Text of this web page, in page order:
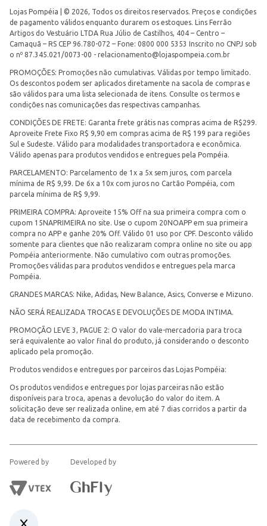
Lojas Pompéia | © 2026, Todos os direitos reservados. Preços e condições
de pagamento válidos enquanto durarem os estoques. Lins Ferrão
Artigos do Vestuário LTDA Rua Júlio de Castilhos, 404 – Centro –
Camaquã – RS CEP 96.780-072 – Fone: 0800 000 5353 Inscrito no CNPJ sob
o nº 87.345.021/0073-00 - relacionamento@lojaspompeia.com.br
PROMOÇÕES: Promoções não cumulativas. Válidas por tempo limitado.
Os descontos podem ser aplicados diretamente na sacola de compras e
são válidos para uma lista selecionada de itens. Consulte os termos e
condições nas comunicações das respectivas campanhas.
CONDIÇÕES DE FRETE: Garanta frete grátis nas compras acima de R$299.
Aproveite Frete Fixo R$ 9,90 em compras acima de R$ 199 para regiões
Sul e Sudeste. Válido para modalidades transportadora e econômica.
Válido apenas para produtos vendidos e entregues pela Pompéia.
PARCELAMENTO: Parcelamento de 1x a 5x sem juros, com parcela
mínima de R$ 9,99. De 6x a 10x com juros no Cartão Pompéia, com
parcela mínima de R$ 9,99.
PRIMEIRA COMPRA: Aproveite 15% Off na sua primeira compra com o
cupom 15NAPRIMEIRA no site. Use o cupom 20NOAPP em sua primeira
compra no APP e ganhe 20% Off. Válido 01 uso por CPF. Desconto válido
somente para clientes que não realizaram compra online no site ou app
Pompéia anteriormente. Não cumulativo com outras promoções.
Promoções válidas para produtos vendidos e entregues pela marca
Pompéia.
GRANDES MARCAS: Nike, Adidas, New Balance, Asics, Converse e Mizuno.
NÃO SERÁ REALIZADA TROCAS E DEVOLUÇÕES DE MODA INTIMA.
PROMOÇÃO LEVE 3, PAGUE 2: O valor do vale-mercadoria para troca
será equivalente ao valor final do produto, já considerando o desconto
aplicado pela promoção.
Produtos vendidos e entregues por parceiros das Lojas Pompéia:
Os produtos vendidos e entregues por lojas parceiras não estão
disponíveis para troca, apenas a devolução do valor do item. A
solicitação deve ser realizada online, em até 7 dias corridos a partir da
data de recebimento da compra.
Powered by Developed by